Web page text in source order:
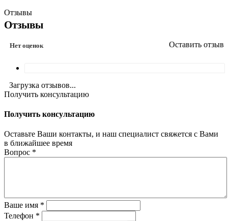
Отзывы
Отзывы
Нет оценок Оставить отзыв
Загрузка отзывов...
Получить консультацию
Получить консультацию
Оставьте Ваши контакты, и наш специалист свяжется с Вами
в ближайшее время
Вопрос *
Ваше имя *
Телефон *